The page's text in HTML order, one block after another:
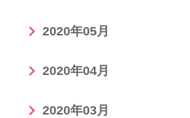
2020年05月
2020年04月
2020年03月